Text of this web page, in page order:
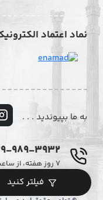
فیلتر کنید
نماد اعتماد
به ما بپیوندید . . .
989-3932
۷ روز هفته، از ساعت ۹ تا ۲۳